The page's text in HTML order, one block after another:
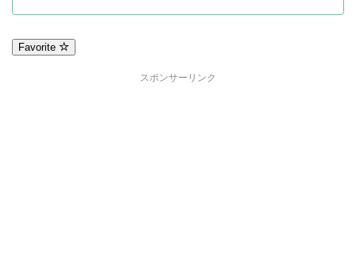
Favorite
スポンサーリンク